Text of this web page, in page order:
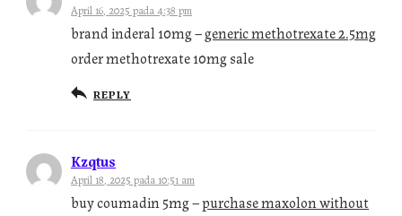
April 16, 2025 pada 4:38 pm
brand inderal 10mg –generic methotrexate 2.5mg
order methotrexate 10mg sale
REPLY
Kzqtus
April 18, 2025 pada 10:51 am
buy coumadin 5mg –purchase maxolon without